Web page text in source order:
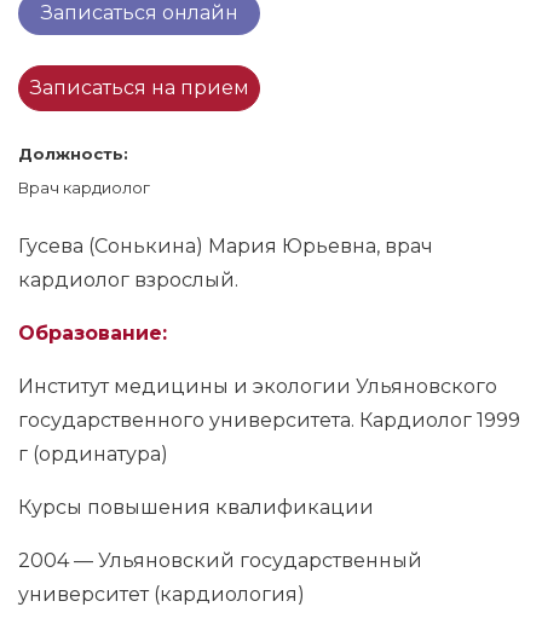
Записаться онлайн
Записаться на прием
Должность:
Врач кардиолог
Гусева (Сонькина) Мария Юрьевна, врач
кардиолог взрослый.
Образование:
Институт медицины и экологии Ульяновского
государственного университета. Кардиолог 1999
г (ординатура)
Курсы повышения квалификации
2004 — Ульяновский государственный
университет (кардиология)